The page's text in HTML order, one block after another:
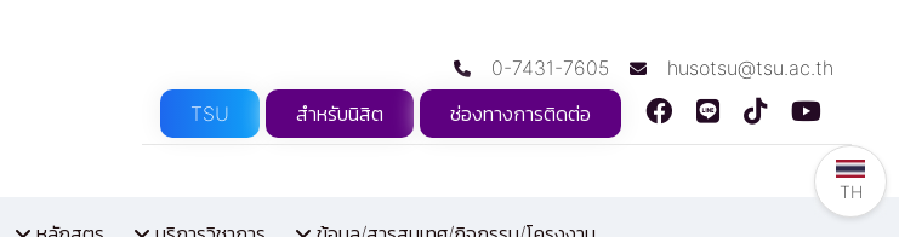
0-7431-7605
husotsu@tsu.ac.th
TSU
สำหรับนิสิต ช่องทางการติดต่อ
TH